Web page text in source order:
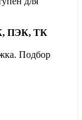
ПЭК, ТК
Подбор